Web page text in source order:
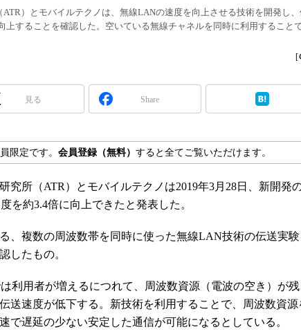
）とモバイルテクノは、無線LANの速度を向上させる技術を開発し、
上することを確認した。空いている無線チャネルを同時に利用すること
[
見る Share
限定です。 会員登録（無料） すると全てご覧いただけます。
究所（ATR）とモバイルテクノは2019年3月28日、新開発
を約3.4倍に向上できたと発表した。
、複数の周波数帯を同時に使った無線LAN技術の伝送実験
したもの。
利用者が増えるにつれて、周波数資源（電波の空き）が残
送速度が低下する。新技術を利用することで、周波数資源
で遅延の少ない安定した通信が可能になるとしている。